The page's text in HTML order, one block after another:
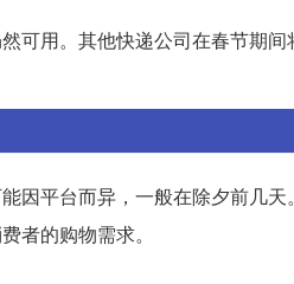
可用。其他快递公司在春节期间
因平台而异，一般在除夕前几天。
者的购物需求。